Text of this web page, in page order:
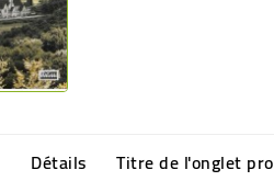
Détails Titre de l'onglet